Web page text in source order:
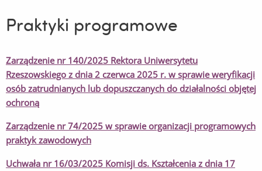
Praktyki programowe
Zarządzenie nr 140/2025 Rektora Uniwersytetu
Rzeszowskiego z dnia 2 czerwca 2025 r. w sprawie weryfikacji
osób zatrudnianych lub dopuszczanych do działalności objętej
ochroną
Zarządzenie nr 74/2025 w sprawie organizacji programowych
praktyk zawodowych
Uchwała nr 16/03/2025 Komisji ds. Kształcenia z dnia 17